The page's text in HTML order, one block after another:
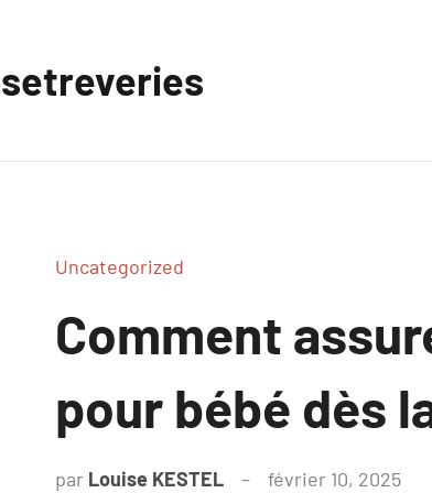
Uncategorized
Comment
pour bébé dès
par Louise KESTEL février 10, 2025